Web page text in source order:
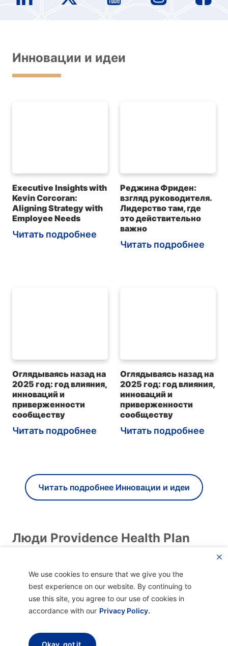
Инновации и идеи
Executive Insights with
Kevin Corcoran:
Aligning Strategy with
Employee Needs
Читать подробнее
Реджина Фриден:
взгляд руководителя.
Лидерство там, где
это действительно
важно
Читать подробнее
Оглядываясь назад на
2025 год: год влияния,
инноваций и
приверженности
сообществу
Читать подробнее
Оглядываясь назад на
2025 год: год влияния,
инноваций и
приверженности
сообществу
Читать подробнее
Читать подробнее Инновации и идеи
Люди Providence Health Plan
We use cookies to ensure that we give you the
best experience on our website. By continuing to
use this site, you agree to our use of cookies in
accordance with our Privacy Policy.
Okay, got it.